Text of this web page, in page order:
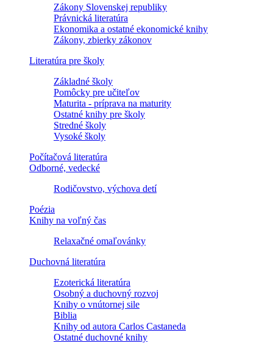
Zákony Slovenskej republiky
Právnická literatúra
Ekonomika a ostatné ekonomické knihy
Zákony, zbierky zákonov
Literatúra pre školy
Základné školy
Pomôcky pre učiteľov
Maturita - príprava na maturity
Ostatné knihy pre školy
Stredné školy
Vysoké školy
Počítačová literatúra
Odborné, vedecké
Rodičovstvo, výchova detí
Poézia
Knihy na voľný čas
Relaxačné omaľovánky
Duchovná literatúra
Ezoterická literatúra
Osobný a duchovný rozvoj
Knihy o vnútornej sile
Biblia
Knihy od autora Carlos Castaneda
Ostatné duchovné knihy